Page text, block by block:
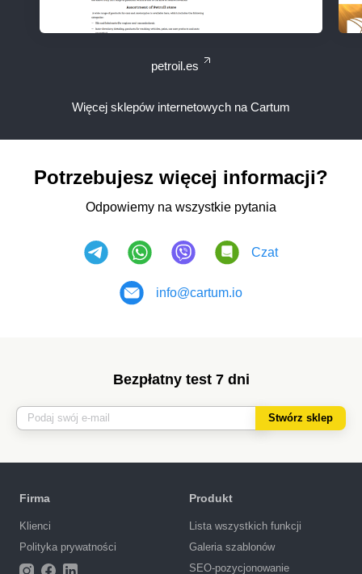
petroil.es
Więcej sklepów internetowych na Cartum
Potrzebujesz więcej informacji?
Odpowiemy na wszystkie pytania
Czat
info@cartum.io
Bezpłatny test 7 dni
Stwórz sklep
Firma
Klienci
Polityka prywatności
Produkt
Lista wszystkich funkcji
Galeria szablonów
SEO-pozycjonowanie